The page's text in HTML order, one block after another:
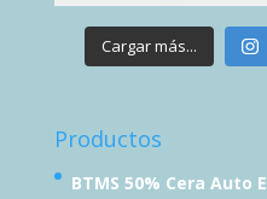
Cargar más...
Productos
BTMS 50% Cera Auto